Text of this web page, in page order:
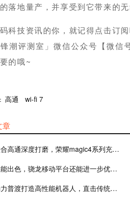
落地量产，并享受到它带来的
科技资讯的你，就记得点击订
潮评测室」微信公众号【微
的哦~
高通 wi-fi 7
赞
章
通深度打磨，荣耀magic4系列充分释放骁龙8顶级性能
色，骁龙移动平台还能进一步优化你的音频体验
渡打造高性能机器人，直击传统商用配送机器人痛点